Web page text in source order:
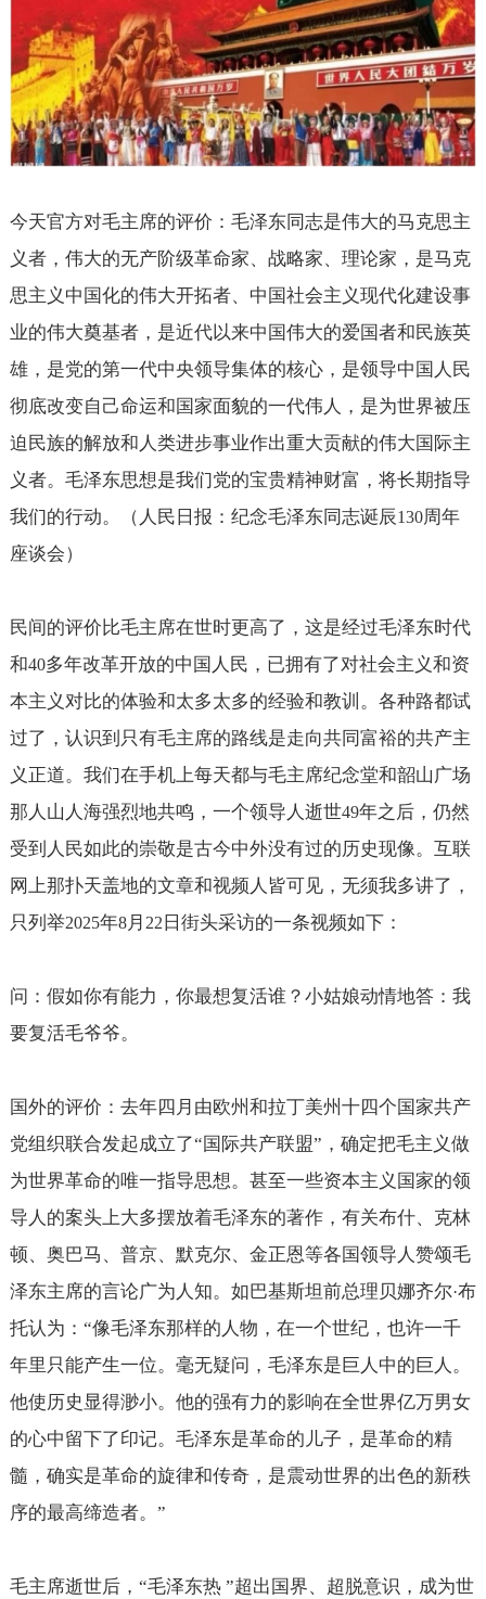
今天官方对毛主席的评价：毛泽东同志是伟大的马克思主
义者，伟大的无产阶级革命家、战略家、理论家，是马克
思主义中国化的伟大开拓者、中国社会主义现代化建设事
业的伟大奠基者，是近代以来中国伟大的爱国者和民族英
雄，是党的第一代中央领导集体的核心，是领导中国人民
彻底改变自己命运和国家面貌的一代伟人，是为世界被压
迫民族的解放和人类进步事业作出重大贡献的伟大国际主
义者。毛泽东思想是我们党的宝贵精神财富，将长期指导
我们的行动。（人民日报：纪念毛泽东同志诞辰130周年
座谈会）
民间的评价比毛主席在世时更高了，这是经过毛泽东时代
和40多年改革开放的中国人民，已拥有了对社会主义和资
本主义对比的体验和太多太多的经验和教训。各种路都试
过了，认识到只有毛主席的路线是走向共同富裕的共产主
义正道。我们在手机上每天都与毛主席纪念堂和韶山广场
那人山人海强烈地共鸣，一个领导人逝世49年之后，仍然
受到人民如此的崇敬是古今中外没有过的历史现像。互联
网上那扑天盖地的文章和视频人皆可见，无须我多讲了，
只列举2025年8月 22日街头采访的一条视频如下：
问：假如你有能力，你最想复活谁？小姑娘动情地答：我
要复活毛爷爷。
国外的评价：去年四月由欧州和拉丁美州十四个国家共产
党组织联合发起成立了“国际共产联盟”，确定把毛主义做
为世界革命的唯一指导思想。甚至一些资本主义国家的领
导人的案头上大多摆放着毛泽东的著作，有关布什、克林
顿、奥巴马、普京、默克尔、金正恩等各国领导人赞颂毛
泽东主席的言论广为人知。如巴基斯坦前总理贝娜齐尔·布
托认为：“像毛泽东那样的人物，在一个世纪，也许一千
年里只能产生一位。毫无疑问，毛泽东是巨人中的巨人。
他使历史显得渺小。他的强有力的影响在全世界亿万男女
的心中留下了印记。毛泽东是革命的儿子，是革命的精
髓，确实是革命的旋律和传奇，是震动世界的出色的新秩
序的最高缔造者。”
毛主席逝世后，“毛泽东热 ”超出国界、超脱意识，成为世